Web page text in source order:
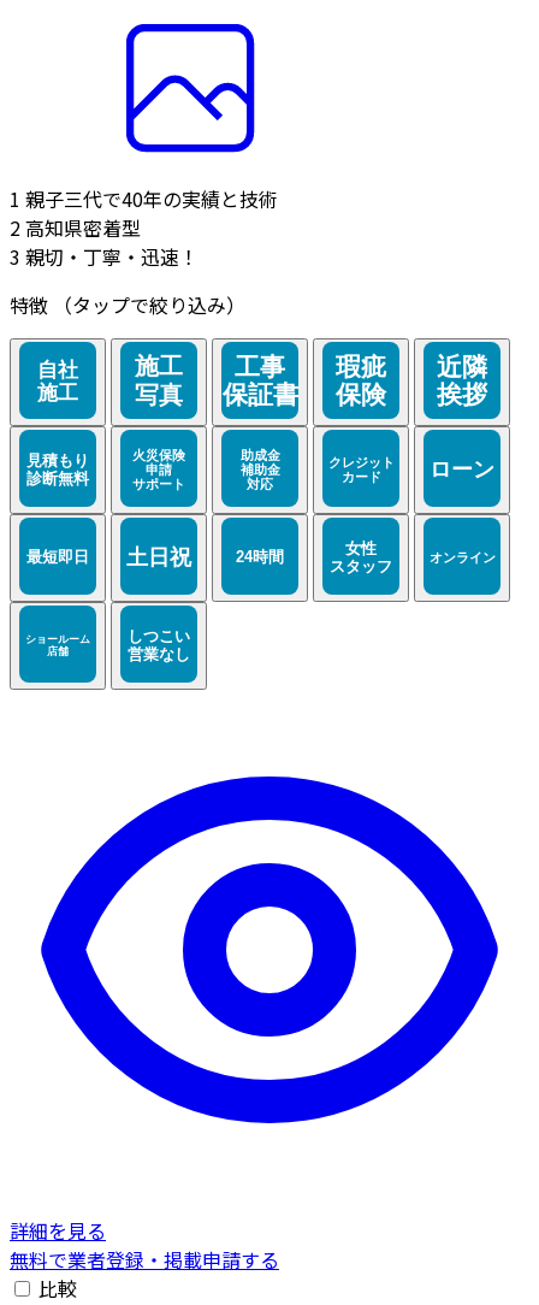
1 親子三代で40年の実績と技術
2高知県密着型
3 親切・丁寧・迅速！
特徴
（タップで絞り込み）
詳細を見る
無料で業者登録・掲載申請する
比較